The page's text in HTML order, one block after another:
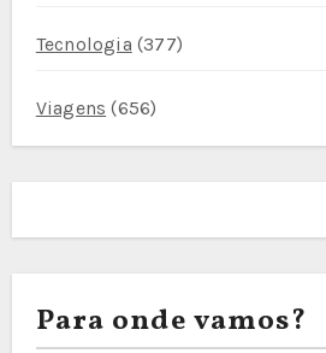
Tecnologia (377)
Viagens (656)
Para onde vamos?